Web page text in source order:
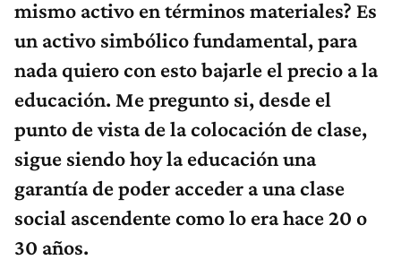
mismo activo en términos materiales? Es
un activo simbólico fundamental, para
nada quiero con esto bajarle el precio a la
educación. Me pregunto si, desde el
punto de vista de la colocación de clase,
sigue siendo hoy la educación una
garantía de poder acceder a una clase
social ascendente como lo era hace 20 o
30 años.